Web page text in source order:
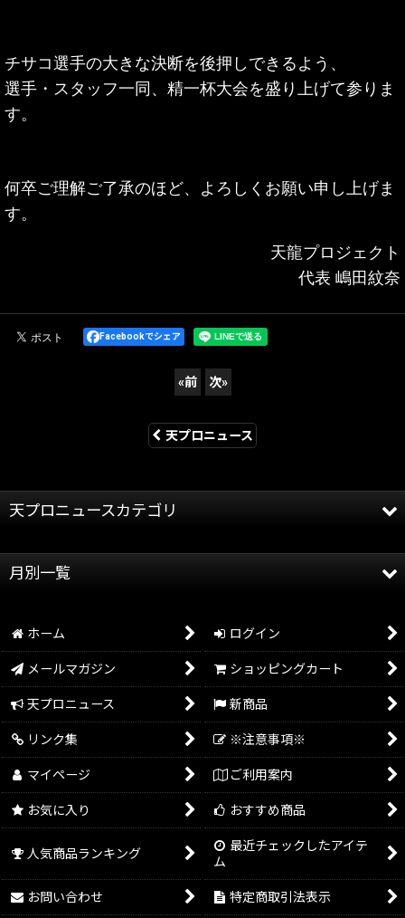
チサコ選手の大きな決断を後押しできるよう、
選手・スタッフ一同、 精一杯大会を盛り上げて参りま
す。
何卒ご理解ご了承のほど、 よろしくお願い申し上げま
す。
天龍プロジェクト
代表 嶋田紋奈
Facebookでシェア
«前 次»
天プロニュース
天プロニュースカテゴリ
天龍プロジェクト
月別一覧
2025年
2024年
2023年
2022年
2021年
2020年
2018年
ホーム ログイン
メールマガジン ショッピングカート
天プロニュース 新商品
リンク集 ※注意事項※
マイページ ご利用案内
お気に入り おすすめ商品
人気商品ランキング
最近チェックしたアイテ
ム
お問い合わせ 特定商取引法表示